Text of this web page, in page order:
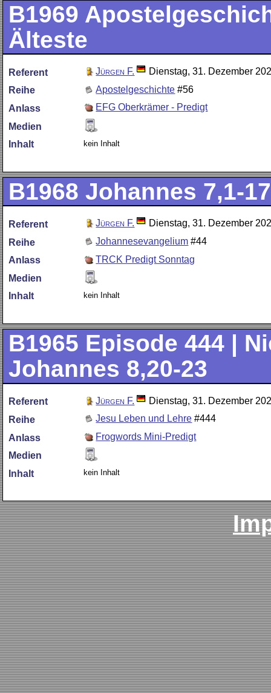
B1969
Älteste
Referent Jürgen F.
Dienstag, 31. Dezember
Reihe
Apostelgeschichte #56
Anlass
EFG Oberkrämer - Predigt
Medien
Inhalt
kein Inhalt
B1968 Johannes 7,1-
Referent Jürgen F.
Dienstag, 31. Dezember
Reihe
Johannesevangelium #44
Anlass
TRCK Predigt Sonntag
Medien
Inhalt
kein Inhalt
B1965 Episode 444 |
Johannes 8,20-23
Referent Jürgen F.
Dienstag, 31. Dezember
Reihe
Jesu Leben und Lehre #444
Anlass
Frogwords Mini-Predigt
Medien
Inhalt
kein Inhalt